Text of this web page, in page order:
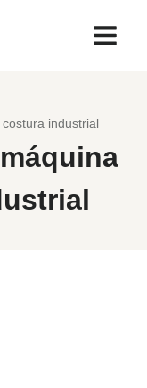
industrial